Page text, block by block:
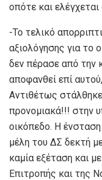
οπότε και
-Το τελικό
αξιολόγησης για το
δεν πέρασε από την
αποφανθεί επί
Αντιθέτως
προνομιακά!!! στην
οικόπεδο. Η ένσταση
μέλη του ΔΣ δεκτή
καμία εξέταση και
Επιτροπής και της